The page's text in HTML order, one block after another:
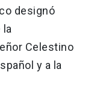
designó
Celestino
y a la